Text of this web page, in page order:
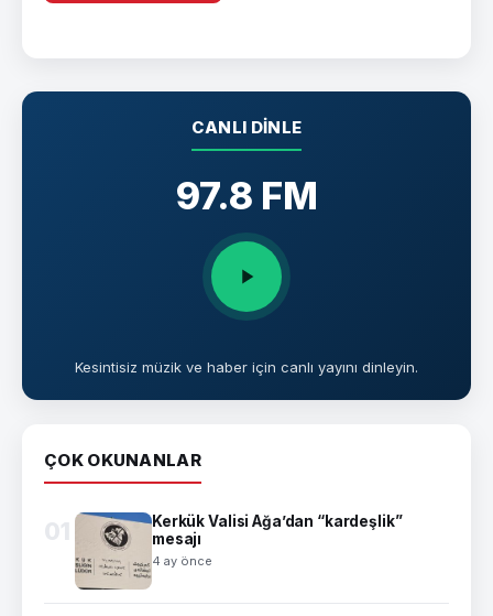
CANLI DINLE
97.8 FM
Kesintisiz müzik ve haber için canlı yayını dinleyin.
ÇOK OKUNANLAR
01
Kerkük Valisi Ağa’dan “kardeşlik”
mesajı
4 ay önce